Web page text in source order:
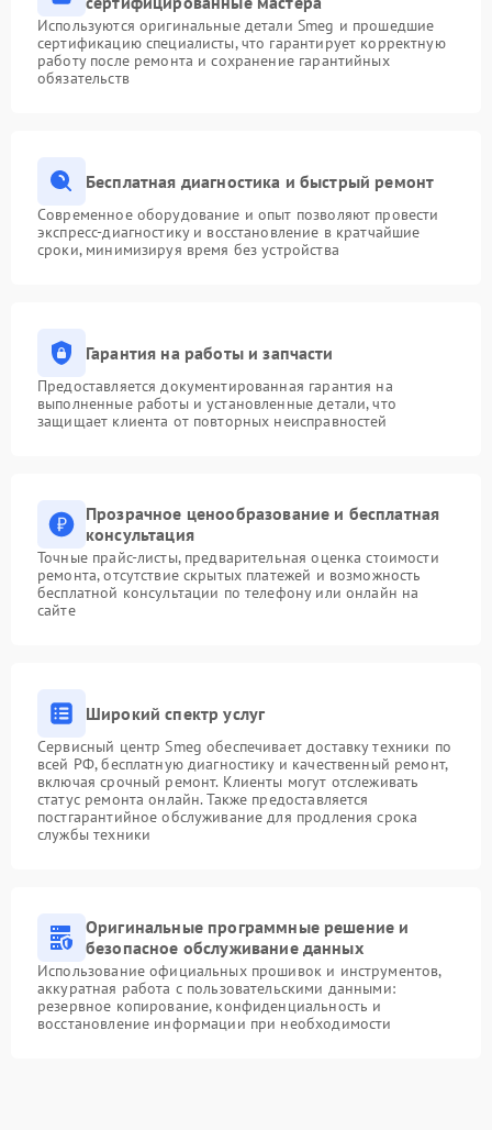
Используются оригинальные детали Smeg и прошедшие
сертификацию специалисты, что гарантирует корректную
работу после ремонта и сохранение гарантийных
обязательств
Бесплатная диагностика и быстрый ремонт
Современное оборудование и опыт позволяют провести
экспресс-диагностику и восстановление в кратчайшие
сроки, минимизируя время без устройства
Гарантия на работы и запчасти
Предоставляется документированная гарантия на
выполненные работы и установленные детали, что
защищает клиента от повторных неисправностей
Прозрачное ценообразование и бесплатная
консультация
Точные прайс-листы, предварительная оценка стоимости
ремонта, отсутствие скрытых платежей и возможность
бесплатной консультации по телефону или онлайн на
сайте
Широкий спектр услуг
Сервисный центр Smeg обеспечивает доставку техники по
всей РФ, бесплатную диагностику и качественный ремонт,
включая срочный ремонт. Клиенты могут отслеживать
статус ремонта онлайн. Также предоставляется
постгарантийное обслуживание для продления срока
службы техники
Оригинальные программные решение и
безопасное обслуживание данных
Использование официальных прошивок и инструментов,
аккуратная работа с пользовательскими данными:
резервное копирование, конфиденциальность и
восстановление информации при необходимости